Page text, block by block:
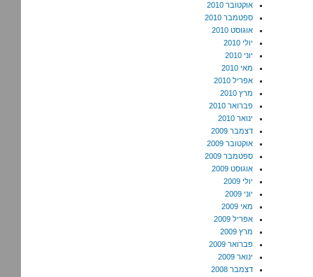
אוקטובר 2010
ספטמבר 2010
אוגוסט 2010
יולי 2010
יוני 2010
מאי 2010
אפריל 2010
מרץ 2010
פברואר 2010
ינואר 2010
דצמבר 2009
אוקטובר 2009
ספטמבר 2009
אוגוסט 2009
יולי 2009
יוני 2009
מאי 2009
אפריל 2009
מרץ 2009
פברואר 2009
ינואר 2009
דצמבר 2008